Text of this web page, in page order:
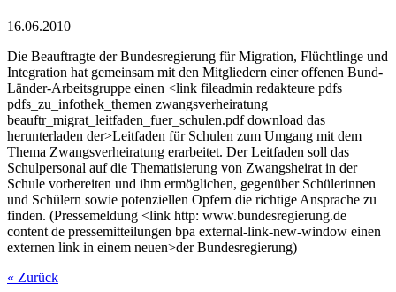
16.06.2010
Die Beauftragte der Bundesregierung für Migration, Flüchtlinge und
Integration hat gemeinsam mit den Mitgliedern einer offenen Bund-
Länder-Arbeitsgruppe einen <link fileadmin redakteure pdfs
pdfs_zu_infothek_themen zwangsverheiratung
beauftr_migrat_leitfaden_fuer_schulen.pdf download das
herunterladen der>Leitfaden für Schulen zum Umgang mit dem
Thema Zwangsverheiratung erarbeitet. Der Leitfaden soll das
Schulpersonal auf die Thematisierung von Zwangsheirat in der
Schule vorbereiten und ihm ermöglichen, gegenüber Schülerinnen
und Schülern sowie potenziellen Opfern die richtige Ansprache zu
finden. (Pressemeldung <link http: www.bundesregierung.de
content de pressemitteilungen bpa external-link-new-window einen
externen link in einem neuen>der Bundesregierung)
« Zurück